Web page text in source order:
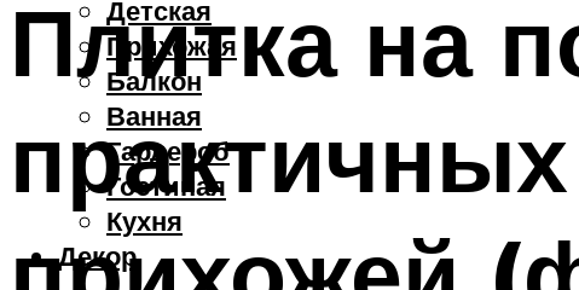
Детская
Прихожая
Балкон
Ванная
Гардероб
Гостиная
Кухня
Декор
Плитка на